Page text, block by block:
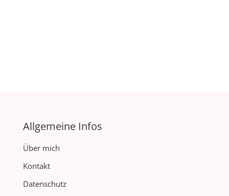
Allgemeine Infos
Über mich
Kontakt
Datenschutz